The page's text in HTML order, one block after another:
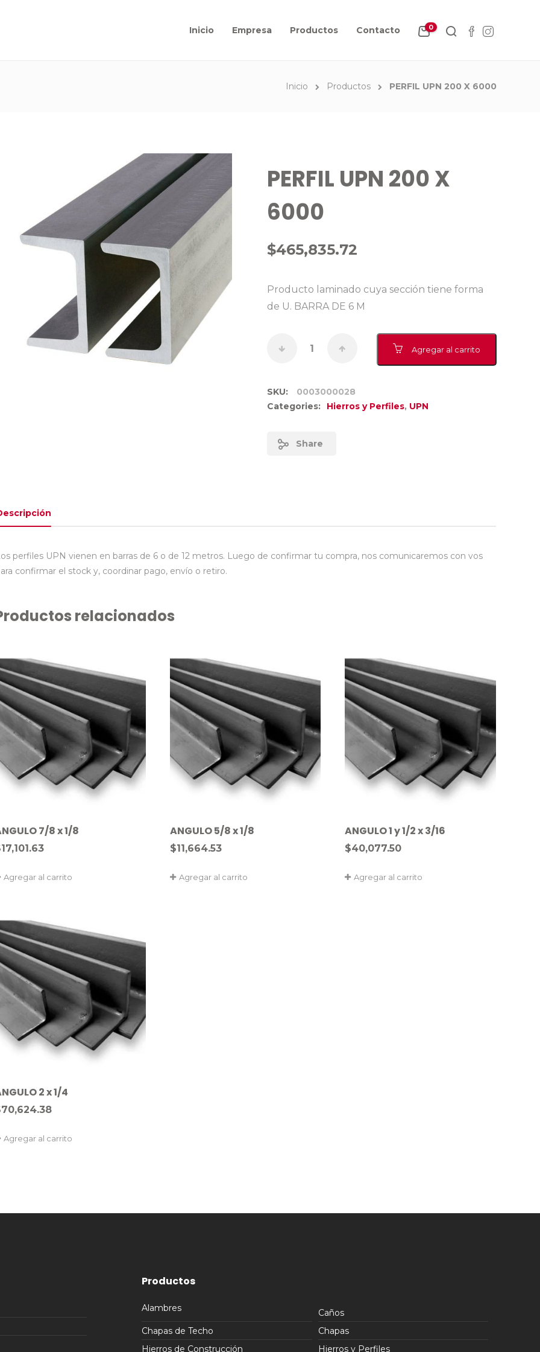
Inicio Empresa Productos Contacto 0
Inicio Productos PERFIL UPN 200 X 6000
PERFIL UPN 200 X
6000
$465,835.72
Producto laminado cuya sección tiene forma
de U. BARRA DE 6 M
Agregar al carrito
SKU:
0003000028
Categories:
Hierros y Perfiles, UPN
Share
perfiles UPN vienen en barras de 6 o de 12 metros. Luego de confirmar tu compra, nos comunicaremos con vos
confirmar el stock y, coordinar pago, envío o retiro.
relacionados
7/8 x 1/8
17,101.63
Agregar al carrito
ANGULO 5/8 x 1/8
$11,664.53
Agregar al carrito
ANGULO 1 y 1/2 x 3/16
$40,077.50
Agregar al carrito
2 x 1/4
70,624.38
Agregar al carrito
Productos
Alambres
Caños
Chapas de Techo
Chapas
Hierros de Construcción
Hierros y Perfiles